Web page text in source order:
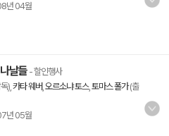
년 04월
날들- 할인행사
), 카타 웨버 오르소냐 토스, 토마스 폴가(출
년 05월